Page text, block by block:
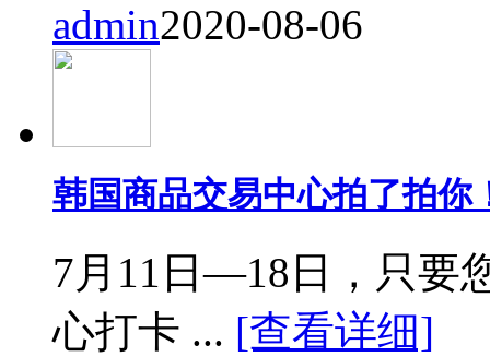
admin2020-08-06
韩国商品交易中心拍了拍你
7月11日—18日，只要
心打卡 ... [查看详细]